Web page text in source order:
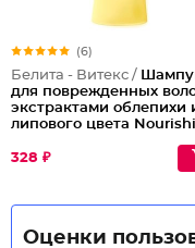
(6)
Белита - Витекс /
для поврежденных
экстрактами облепихи
липового цвета
Damaged Hair
328 ₽
Оценки